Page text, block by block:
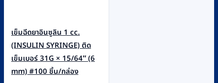
เข็มฉีดยาอินซูลิน 1 cc.
(INSULIN SYRINGE) ติด
เข็มเบอร์ 31G × 15/64″ (6
mm) #100 ชิ้น/กล่อง